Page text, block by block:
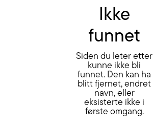
Ikke
funnet
Siden du leter etter
kunne ikke bli
funnet. Den kan ha
blitt fjernet, endret
navn, eller
eksisterte ikke i
første omgang.